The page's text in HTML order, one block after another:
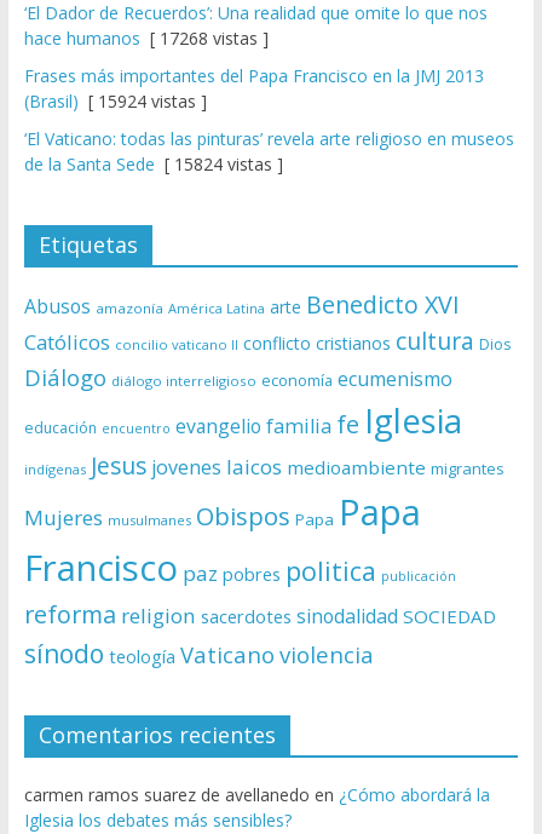
‘El Dador de Recuerdos’: Una realidad que omite lo que nos
hace humanos [ 17268 vistas ]
Frases más importantes del Papa Francisco en la JMJ 2013
(Brasil) [ 15924 vistas ]
‘El Vaticano: todas las pinturas’ revela arte religioso en museos
de la Santa Sede [ 15824 vistas ]
Etiquetas
Abusos amazonía América Latina arte Benedicto XVI
Católicos concilio vaticano II conflicto cristianos cultura Dios
Diálogo diálogo interreligioso economía ecumenismo
educación encuentro evangelio familia fe Iglesia
indígenas Jesus jovenes laicos medioambiente migrantes
Mujeres musulmanes Obispos Papa Papa
Francisco paz pobres politica publicación
reforma religion sacerdotes sinodalidad SOCIEDAD
sínodo teología Vaticano violencia
Comentarios recientes
carmen ramos suarez de avellanedo en ¿Cómo abordará la
Iglesia los debates más sensibles?